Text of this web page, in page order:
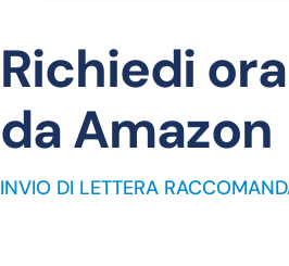
Richiedi
da Amazon
INVIO DI LETTERA